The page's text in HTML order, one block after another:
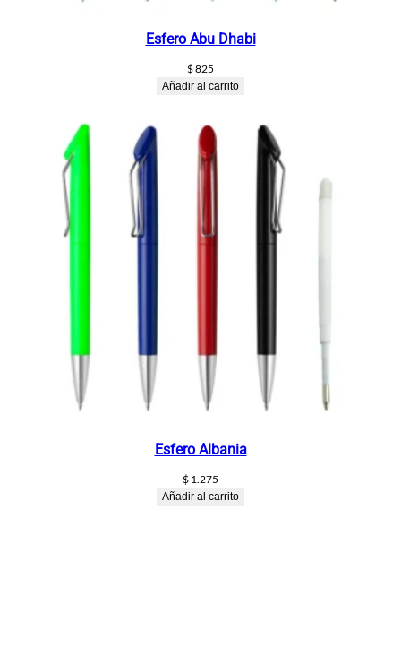
Esfero Abu Dhabi
$825
Añadir al carrito
Esfero Albania
$ 1.275
Añadir al carrito